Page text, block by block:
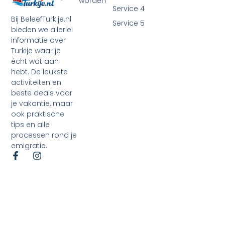
Bij BeleefTurkije.nl
bieden we allerlei
informatie over
Turkije waar je
écht wat aan
hebt. De leukste
activiteiten en
beste deals voor
je vakantie, maar
ook praktische
tips en alle
processen rond je
emigratie.
Service 4
Service 5